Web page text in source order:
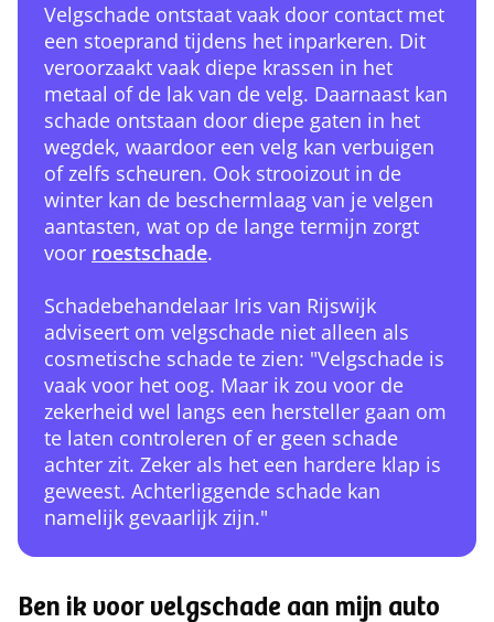
Velgschade ontstaat vaak door contact met
een stoeprand tijdens het inparkeren. Dit
veroorzaakt vaak diepe krassen in het
metaal of de lak van de velg. Daarnaast kan
schade ontstaan door diepe gaten in het
wegdek, waardoor een velg kan verbuigen
of zelfs scheuren. Ook strooizout in de
winter kan de beschermlaag van je velgen
aantasten, wat op de lange termijn zorgt
voor roestschade.
Schadebehandelaar Iris van Rijswijk
adviseert om velgschade niet alleen als
cosmetische schade te zien: "Velgschade is
vaak voor het oog. Maar ik zou voor de
zekerheid wel langs een hersteller gaan om
te laten controleren of er geen schade
achter zit. Zeker als het een hardere klap is
geweest. Achterliggende schade kan
namelijk gevaarlijk zijn."
Ben ik voor velgschade aan mijn auto